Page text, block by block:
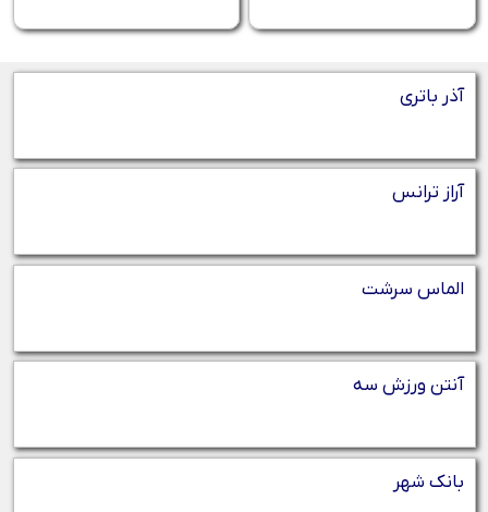
آذر باتری
آراز ترانس
الماس سرشت
آنتن ورزش سه
بانک شهر